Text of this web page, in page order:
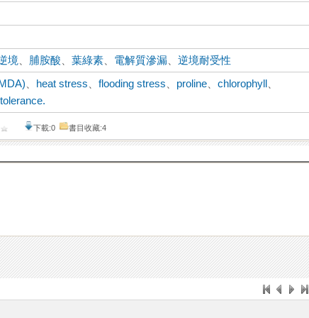
境 脯胺酸 、葉綠素 電解質滲漏 、逆境耐受性
heat stress 、flooding stress proline 、chlorophyll
下載:0 書目收藏:4